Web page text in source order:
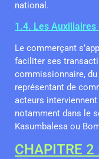
national.
1.4. Les Auxiliaires
Le commerçant
faciliter ses
commissionnaire,
représentant de
acteurs
notamment dans le
Kasumbalesa ou
CHAPITRE 2